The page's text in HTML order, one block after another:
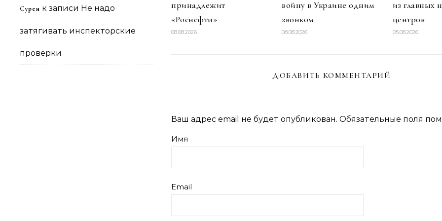
Сурен к записи Не надо
затягивать инспекторские
проверки
принадлежит
«Роснефти»
08.08.2026
войну в Украине одним
звонком
08.08.2026
из главных
центров
05.08.2026
ДОБАВИТЬ КОММЕНТАРИЙ
Ваш адрес email не будет опубликован. Обязательные поля
Имя
Email